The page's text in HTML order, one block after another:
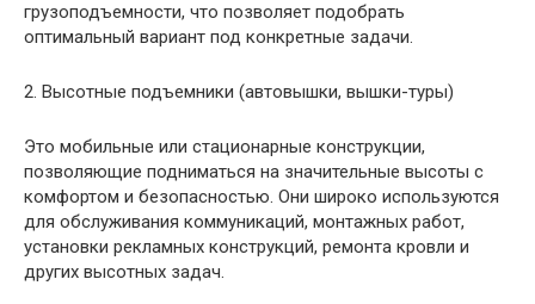
грузоподъемности, что позволяет подобрать
оптимальный вариант под конкретные задачи.
2. Высотные подъемники (автовышки, вышки-туры)
Это мобильные или стационарные конструкции,
позволяющие подниматься на значительные высоты с
комфортом и безопасностью. Они широко используются
для обслуживания коммуникаций, монтажных работ,
установки рекламных конструкций, ремонта кровли и
других высотных задач.